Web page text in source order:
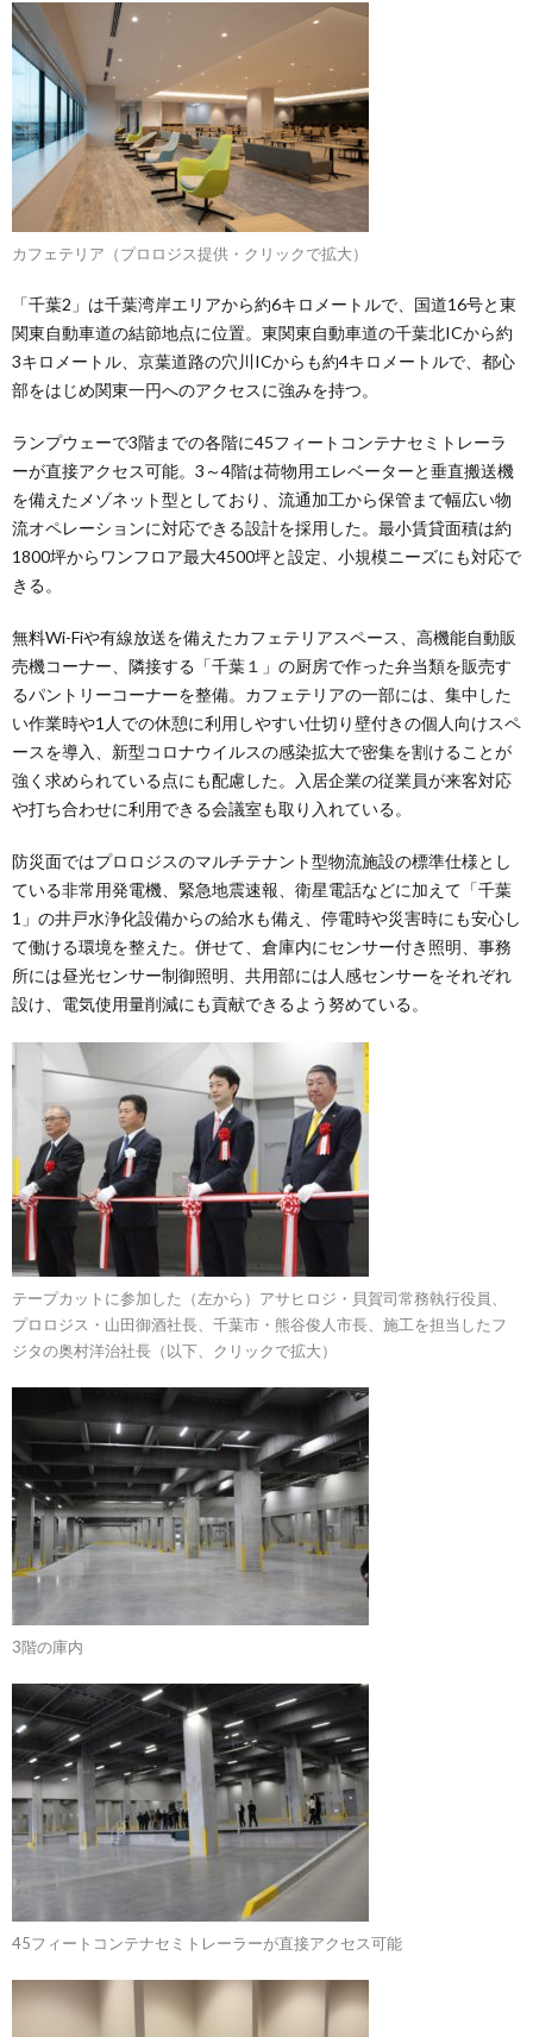
カフェテリア（プロロジス提供・クリックで拡大）
「千葉2」は千葉湾岸エリアから約6キロメートルで、国道16号と東
関東自動車道の結節地点に位置。東関東自動車道の千葉北ICから約
3キロメートル、京葉道路の穴川ICからも約4キロメートルで、都心
部をはじめ関東一円へのアクセスに強みを持つ。
ランプウェーで3階までの各階に45フィートコンテナセミトレーラ
ーが直接アクセス可能。3～4階は荷物用エレベーターと垂直搬送機
を備えたメゾネット型としており、流通加工から保管まで幅広い物
流オペレーションに対応できる設計を採用した。最小賃貸面積は約
1800坪からワンフロア最大4500坪と設定、小規模ニーズにも対応で
きる。
無料Wi-Fiや有線放送を備えたカフェテリアスペース、高機能自動販
売機コーナー、隣接する「千葉１」の厨房で作った弁当類を販売す
るパントリーコーナーを整備。カフェテリアの一部には、集中した
い作業時や1人での休憩に利用しやすい仕切り壁付きの個人向けスペ
ースを導入、新型コロナウイルスの感染拡大で密集を割けることが
強く求められている点にも配慮した。入居企業の従業員が来客対応
や打ち合わせに利用できる会議室も取り入れている。
防災面ではプロロジスのマルチテナント型物流施設の標準仕様とし
ている非常用発電機、緊急地震速報、衛星電話などに加えて「千葉
1」の井戸水浄化設備からの給水も備え、停電時や災害時にも安心し
て働ける環境を整えた。併せて、倉庫内にセンサー付き照明、事務
所には昼光センサー制御照明、共用部には人感センサーをそれぞれ
設け、電気使用量削減にも貢献できるよう努めている。
テープカットに参加した（左から）アサヒロジ・貝賀司常務執行役員、
プロロジス・山田御酒社長、千葉市・熊谷俊人市長、施工を担当したフ
ジタの奥村洋治社長（以下、クリックで拡大）
3階の庫内
45フィートコンテナセミトレーラーが直接アクセス可能